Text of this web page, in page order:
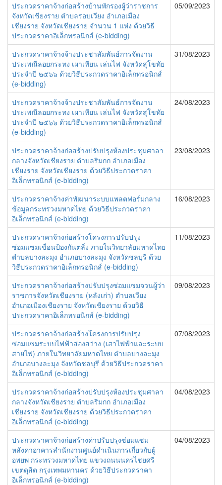
ประกวดราคาจ้างก่อสร้างบ้านพักรองผู้ว่าราชการ
จังหวัดเชียงราย ตำบลรอบเวียง อำเภอเมือง
เชียงราย จังหวัดเชียงราย จำนวน 1 แห่ง ด้วยวิธี
ประกวดราคาอิเล็กทรอนิกส์ (e-bidding)
05/09/2023
ประกวดราคาจ้างจ้างประชาสัมพันธ์การจัดงาน
ประเพณีลอยกระทง เผาเทียน เล่นไฟ จังหวัดสุโขทัย
ประจำปี ๒๕๖๖ ด้วยวิธีประกวดราคาอิเล็กทรอนิกส์
(e-bidding)
31/08/2023
ประกวดราคาจ้างจ้างประชาสัมพันธ์การจัดงาน
ประเพณีลอยกระทง เผาเทียน เล่นไฟ จังหวัดสุโขทัย
ประจำปี ๒๕๖๖ ด้วยวิธีประกวดราคาอิเล็กทรอนิกส์
(e-bidding)
24/08/2023
ประกวดราคาจ้างก่อสร้างปรับปรุงห้องประชุมศาลา
กลางจังหวัดเชียงราย ตำบลริมกก อำเภอเมือง
เชียงราย จังหวัดเชียงราย ด้วยวิธีประกวดราคา
อิเล็กทรอนิกส์ (e-bidding)
23/08/2023
ประกวดราคาจ้างค่าพัฒนาระบบแพลตฟอร์มกลาง
ข้อมูลกระทรวงมหาดไทย ด้วยวิธีประกวดราคา
อิเล็กทรอนิกส์ (e-bidding)
16/08/2023
ประกวดราคาจ้างก่อสร้างโครงการปรับปรุง
ซ่อมแซมเขื่อนป้องกันตลิ่ง ภายในวิทยาลัยมหาดไทย
ตำบลบางละมุง อำเภอบางละมุง จังหวัดชลบุรี ด้วย
วิธีประกวดราคาอิเล็กทรอนิกส์ (e-bidding)
11/08/2023
ประกวดราคาจ้างก่อสร้างปรับปรุงซ่อมแซมจวนผู้ว่า
ราชการจังหวัดเชียงราย (หลังเก่า) ตำบลเวียง
อำเภอเมืองเชียงราย จังหวัดเชียงราย ด้วยวิธี
ประกวดราคาอิเล็กทรอนิกส์ (e-bidding)
09/08/2023
ประกวดราคาจ้างก่อสร้างโครงการปรับปรุง
ซ่อมแซมระบบไฟฟ้าส่องสว่าง (เสาไฟฟ้าและระบบ
สายไฟ) ภายในวิทยาลัยมหาดไทย ตำบลบางละมุง
อำเภอบางละมุง จังหวัดชลบุรี ด้วยวิธีประกวดราคา
อิเล็กทรอนิกส์ (e-bidding)
07/08/2023
ประกวดราคาจ้างก่อสร้างปรับปรุงห้องประชุมศาลา
กลางจังหวัดเชียงราย ตำบลริมกก อำเภอเมือง
เชียงราย จังหวัดเชียงราย ด้วยวิธีประกวดราคา
อิเล็กทรอนิกส์ (e-bidding)
04/08/2023
ประกวดราคาจ้างก่อสร้างค่าปรับปรุงซ่อมแซม
หลังคาอาคารสำนักงานศูนย์ดำเนินการเกี่ยวกับผู้
อพยพ กระทรวงมหาดไทย แขวงถนนนครไชยศรี
เขตดุสิต กรุงเทพมหานคร ด้วยวิธีประกวดราคา
อิเล็กทรอนิกส์ (e-bidding)
04/08/2023